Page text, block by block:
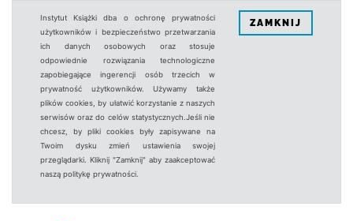
Instytut Książki dba o ochronę prywatności
użytkowników i bezpieczeństwo przetwarzania
ich danych osobowych oraz stosuje
odpowiednie rozwiązania technologiczne
zapobiegające ingerencji osób trzecich w
prywatność użytkowników. Używamy także
plików cookies, by ułatwić korzystanie z naszych
serwisów oraz do celów statystycznych.Jeśli nie
chcesz, by pliki cookies były zapisywane na
Twoim dysku zmień ustawienia swojej
przeglądarki. Kliknij "Zamknij" aby zaakceptować
naszą politykę prywatności.
ZAMKNIJ